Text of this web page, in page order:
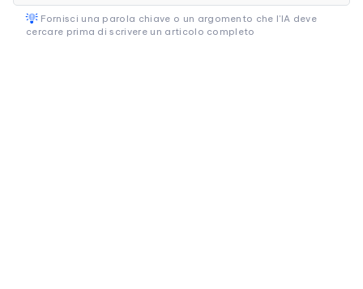
Fornisci una parola chiave o un argomento che l'IA deve
cercare prima di scrivere un articolo completo